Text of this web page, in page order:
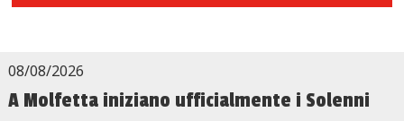
08/08/2026
A Molfetta iniziano ufficialmente i Solenni